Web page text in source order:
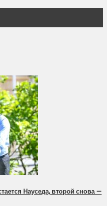
Науседа, второй снова —